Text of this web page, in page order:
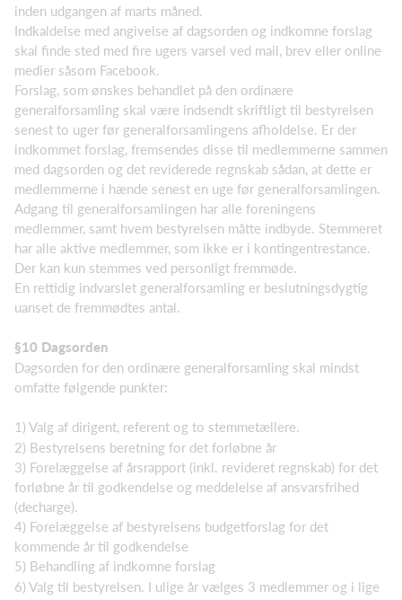
inden udgangen af marts måned.
Indkaldelse med angivelse af dagsorden og indkomne forslag
skal finde sted med fire ugers varsel ved mail, brev eller online
medier såsom Facebook.
Forslag, som ønskes behandlet på den ordinære
generalforsamling skal være indsendt skriftligt til bestyrelsen
senest to uger før generalforsamlingens afholdelse. Er der
indkommet forslag, fremsendes disse til medlemmerne sammen
med dagsorden og det reviderede regnskab sådan, at dette er
medlemmerne i hænde senest en uge før generalforsamlingen.
Adgang til generalforsamlingen har alle foreningens
medlemmer, samt hvem bestyrelsen måtte indbyde. Stemmeret
har alle aktive medlemmer, som ikke er i kontingentrestance.
Der kan kun stemmes ved personligt fremmøde.
En rettidig indvarslet generalforsamling er beslutningsdygtig
uanset de fremmødtes antal.
§10 Dagsorden
Dagsorden for den ordinære generalforsamling skal mindst
omfatte følgende punkter:
1) Valg af dirigent, referent og to stemmetællere.
2) Bestyrelsens beretning for det forløbne år
3) Forelæggelse af årsrapport (inkl. revideret regnskab) for det
forløbne år til godkendelse og meddelelse af ansvarsfrihed
(decharge).
4) Forelæggelse af bestyrelsens budgetforslag for det
kommende år til godkendelse
5) Behandling af indkomne forslag
6) Valg til bestyrelsen. I ulige år vælges 3 medlemmer og i lige